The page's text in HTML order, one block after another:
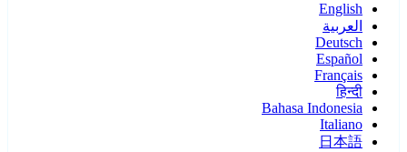
English
العربية
Deutsch
Español
Français
हिन्दी
Bahasa Indonesia
Italiano
日本語